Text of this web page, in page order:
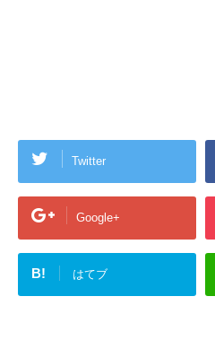
Twitter
Google+
B! はてブ